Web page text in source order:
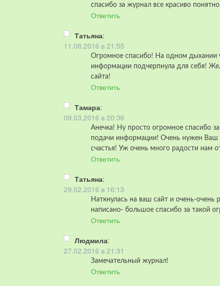
спасибо за журнал все красиво
Ответить
Татьяна:
11.08.2016 в 21:55
Огромное спасибо! На одном дыхании
информации подчерпнула для себя!
сайта!
Ответить
Тамара:
09.03.2016 в 20:36
Анечка! Ну просто огромное спасибо
подачи информации! Очень нужен
счастья! Уж очень много радости нам
Ответить
Татьяна:
29.02.2016 в 16:13
Наткнулась на ваш сайт и очень-очень
написано- большое спасибо за такой
Ответить
Людмила:
27.02.2016 в 21:31
Замечательный журнал!
Ответить